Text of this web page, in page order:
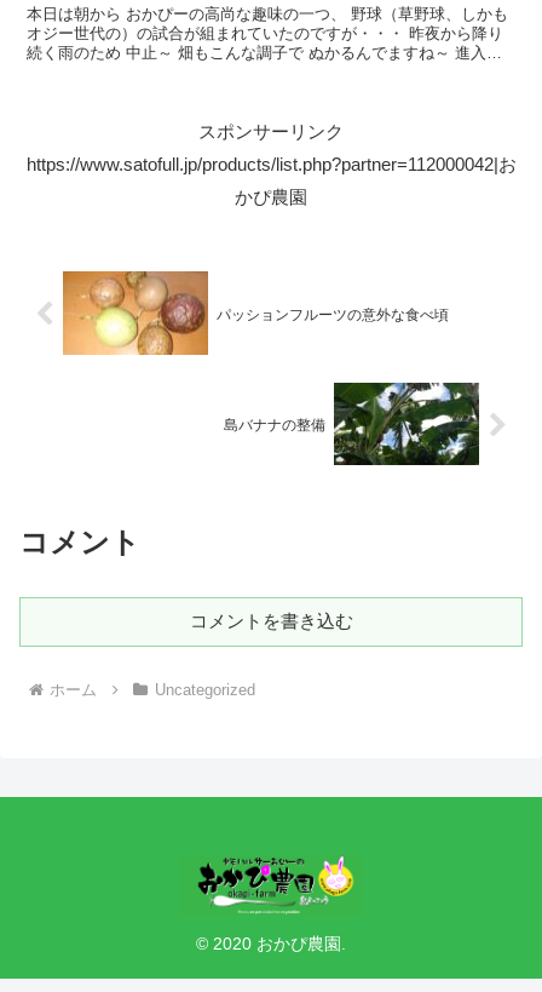
本日は朝から おかぴーの高尚な趣味の一つ、 野球（草野球、しかも
オジー世代の）の試合が組まれていたのですが・・・ 昨夜から降り
続く雨のため 中止～ 畑もこんな調子で ぬかるんでますね～ 進入路
スポンサーリンク
https://www.satofull.jp/products/list.php?partner=112000042|お
かぴ農園
パッションフルーツの意外な食べ頃
島バナナの整備
コメント
コメントを書き込む
ホーム Uncategorized
© 2020 おかぴ農園.